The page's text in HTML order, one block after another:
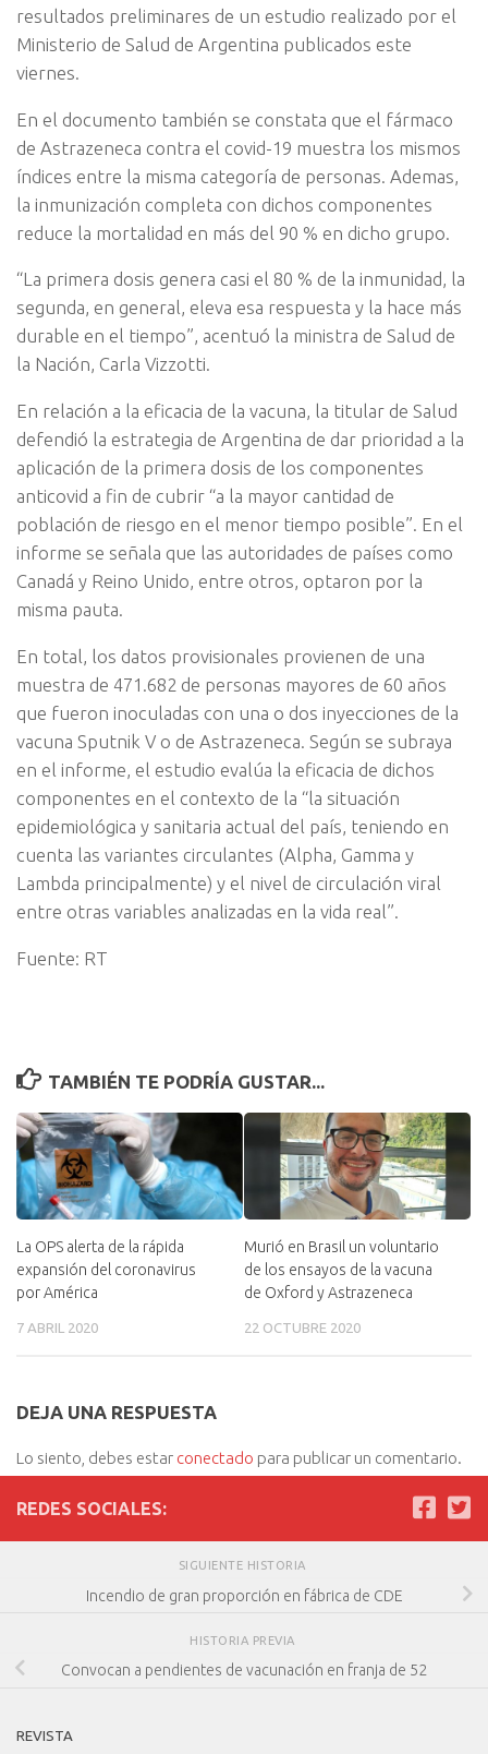
resultados preliminares de un estudio realizado por el
Ministerio de Salud de Argentina publicados este
viernes.
En el documento también se constata que el fármaco
de Astrazeneca contra el covid-19 muestra los mismos
índices entre la misma categoría de personas. Ademas,
la inmunización completa con dichos componentes
reduce la mortalidad en más del 90 % en dicho grupo.
“La primera dosis genera casi el 80 % de la inmunidad, la
segunda, en general, eleva esa respuesta y la hace más
durable en el tiempo”, acentuó la ministra de Salud de
la Nación, Carla Vizzotti.
En relación a la eficacia de la vacuna, la titular de Salud
defendió la estrategia de Argentina de dar prioridad a la
aplicación de la primera dosis de los componentes
anticovid a fin de cubrir “a la mayor cantidad de
población de riesgo en el menor tiempo posible”. En el
informe se señala que las autoridades de países como
Canadá y Reino Unido, entre otros, optaron por la
misma pauta.
En total, los datos provisionales provienen de una
muestra de 471.682 de personas mayores de 60 años
que fueron inoculadas con una o dos inyecciones de la
vacuna Sputnik V o de Astrazeneca. Según se subraya
en el informe, el estudio evalúa la eficacia de dichos
componentes en el contexto de la “la situación
epidemiológica y sanitaria actual del país, teniendo en
cuenta las variantes circulantes (Alpha, Gamma y
Lambda principalmente) y el nivel de circulación viral
entre otras variables analizadas en la vida real”.
Fuente: RT
TAMBIÉN TE PODRÍA GUSTAR...
La OPS alerta de la rápida
expansión del coronavirus
por América
7 ABRIL 2020
Murió en Brasil un voluntario
de los ensayos de la vacuna
de Oxford y Astrazeneca
22 OCTUBRE 2020
DEJA UNA RESPUESTA
Lo siento, debes estar conectado para publicar un comentario.
REDES SOCIALES:
SIGUIENTE HISTORIA
Incendio de gran proporción en fábrica de CDE
HISTORIA PREVIA
Convocan a pendientes de vacunación en franja de 52
REVISTA